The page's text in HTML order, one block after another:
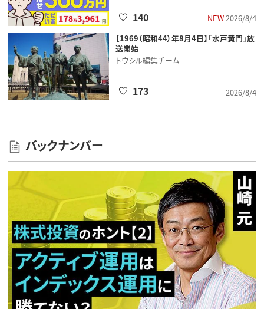
NEW2026/8/4
140
【1969（昭和44）年8月4日】「水戸黄門」放
送開始
トウシル編集チーム
2026/8/4
173
バックナンバー